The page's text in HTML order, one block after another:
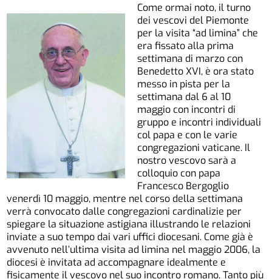
Come ormai noto, il turno
dei vescovi del Piemonte
per la visita “ad limina” che
era fissato alla prima
settimana di marzo con
Benedetto XVI, è ora stato
messo in pista per la
settimana dal 6 al 10
maggio con incontri di
gruppo e incontri individuali
col papa e con le varie
congregazioni vaticane. Il
nostro vescovo sarà a
colloquio con papa
Francesco Bergoglio
venerdì 10 maggio, mentre nel corso della settimana
verrà convocato dalle congregazioni cardinalizie per
spiegare la situazione astigiana illustrando le relazioni
inviate a suo tempo dai vari uffici diocesani. Come già è
avvenuto nell’ultima visita ad limina nel maggio 2006, la
diocesi è invitata ad accompagnare idealmente e
fisicamente il vescovo nel suo incontro romano. Tanto più